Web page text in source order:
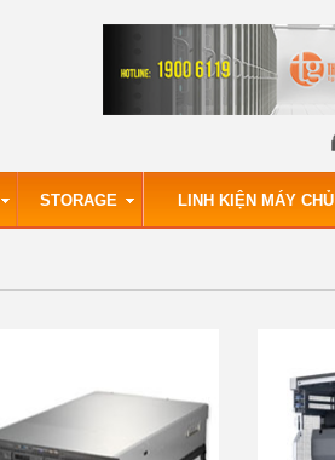
STORAGE LINH KIỆN MÁY CHỦ